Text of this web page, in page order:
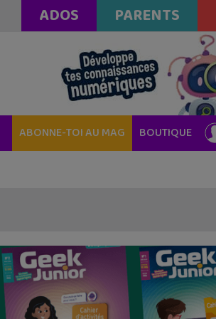
ADOS PARENTS
ABONNE-TOI AU MAG BOUTIQUE